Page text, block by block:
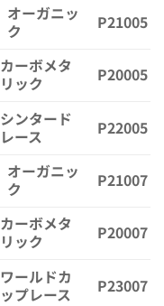
オーガニッ
ク
P21005
カーボメタ
リック
P20005
シンタード
レース
P22005
オーガニッ
ク
P21007
カーボメタ
リック
P20007
ワールドカ
ップレース
P23007